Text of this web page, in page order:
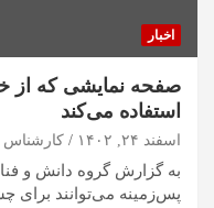
اخبار
صفحه نمایشی که از
استفاده می‌کند
اسفند ۲۴, ۱۴۰۲ کارشناس
به گزارش گروه دانش و
پس‌زمینه می‌توانند برای